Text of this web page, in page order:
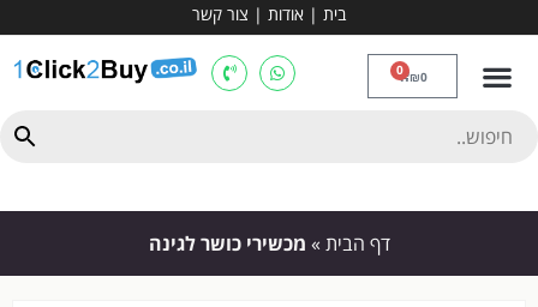
בית | אודות | צור קשר
₪0
0
דף הבית » מכשירי כושר לגינה